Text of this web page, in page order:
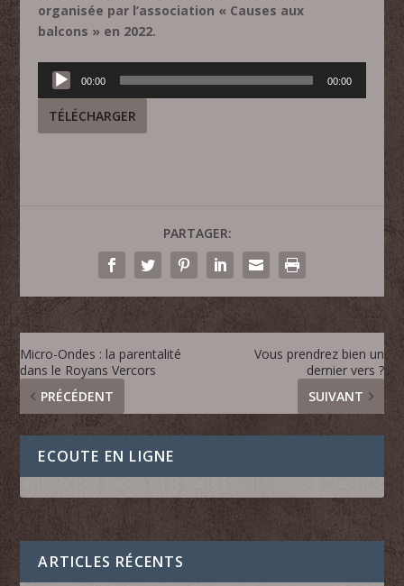
organisée par l’association « Causes aux
balcons » en 2022.
Lecteur
audio
00:00 00:00
TÉLÉCHARGER
PARTAGER:
Micro-Ondes : la parentalité
dans le Royans Vercors
PRÉCÉDENT
Vous prendrez bien un
dernier vers ?
SUIVANT
ECOUTE EN LIGNE
ARTICLES RÉCENTS